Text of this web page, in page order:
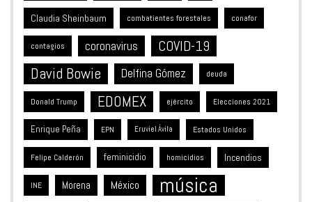
Claudia Sheinbaum combatientes forestales conafor
contagios coronavirus COVID-19
David Bowie Delfina Gómez deuda
Donald Trump EDOMEX ejército Elecciones 2021
Enrique Peña EPN Eruviel Ávila Estados Unidos
Felipe Calderón feminicidio homicidios Incendios
INE Morena México música